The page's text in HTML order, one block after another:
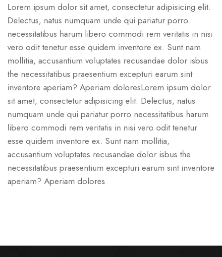
Lorem ipsum dolor sit amet, consectetur adipisicing elit.
Delectus, natus numquam unde qui pariatur porro
necessitatibus harum libero commodi rem veritatis in nisi
vero odit tenetur esse quidem inventore ex. Sunt nam
mollitia, accusantium voluptates recusandae dolor isbus
the necessitatibus praesentium excepturi earum sint
inventore aperiam? Aperiam doloresLorem ipsum dolor
sit amet, consectetur adipisicing elit. Delectus, natus
numquam unde qui pariatur porro necessitatibus harum
libero commodi rem veritatis in nisi vero odit tenetur
esse quidem inventore ex. Sunt nam mollitia,
accusantium voluptates recusandae dolor isbus the
necessitatibus praesentium excepturi earum sint inventore
aperiam? Aperiam dolores